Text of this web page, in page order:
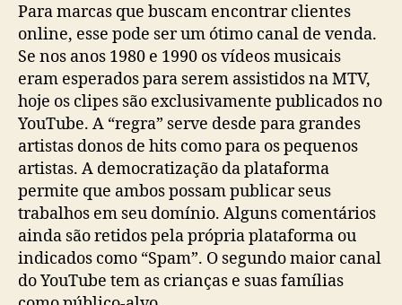
Para marcas que buscam encontrar clientes
online, esse pode ser um ótimo canal de venda.
Se nos anos 1980 e 1990 os vídeos musicais
eram esperados para serem assistidos na MTV,
hoje os clipes são exclusivamente publicados no
YouTube. A “regra” serve desde para grandes
artistas donos de hits como para os pequenos
artistas. A democratização da plataforma
permite que ambos possam publicar seus
trabalhos em seu domínio. Alguns comentários
ainda são retidos pela própria plataforma ou
indicados como “Spam”. O segundo maior canal
do YouTube tem as crianças e suas famílias